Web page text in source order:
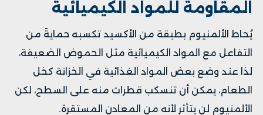
المقاومة للمواد الكيميائية
يُحاط الألمنيوم بطبقة من الأكسيد تكسبه حمايةً من
التفاعل مع المواد الكيميائية مثل الحموض الضعيفة،
لذا عند وضع بعض المواد الغذائية في الخزانة كخل
الطعام، يمكن أن تنسكب قطرات منه على السطح، لكن
الألمنيوم لن يتأثر لأنه من المعادن المستقرة.